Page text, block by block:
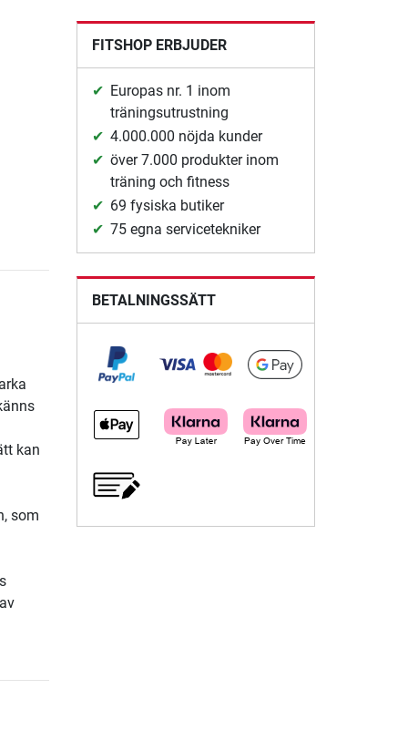
kan
som
FITSHOP ERBJUDER
Europas nr. 1 inom
träningsutrustning
4.000.000 nöjda kunder
över 7.000 produkter inom
träning och fitness
69 fysiska butiker
75 egna servicetekniker
BETALNINGSSÄTT